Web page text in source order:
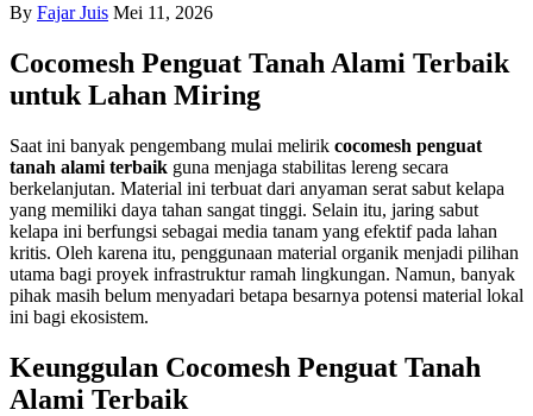
By Fajar Juis Mei 11, 2026
Cocomesh Penguat Tanah Alami Terbaik
untuk Lahan Miring
Saat ini banyak pengembang mulai melirik cocomesh penguat
tanah alami terbaik guna menjaga stabilitas lereng secara
berkelanjutan. Material ini terbuat dari anyaman serat sabut kelapa
yang memiliki daya tahan sangat tinggi. Selain itu, jaring sabut
kelapa ini berfungsi sebagai media tanam yang efektif pada lahan
kritis. Oleh karena itu, penggunaan material organik menjadi pilihan
utama bagi proyek infrastruktur ramah lingkungan. Namun, banyak
pihak masih belum menyadari betapa besarnya potensi material lokal
ini bagi ekosistem.
Keunggulan Cocomesh Penguat Tanah
Alami Terbaik